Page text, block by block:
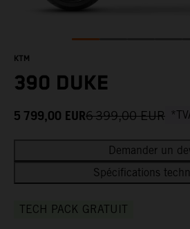
KTM
390 DUKE
5 799,00 EUR6 399,00 EUR
Demander un
Spécifications
TECH PACK GRATUIT